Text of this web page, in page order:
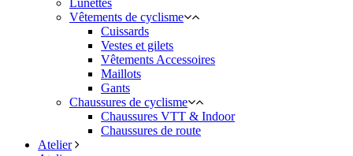
Lunettes
Vêtements de cyclisme
Cuissards
Vestes et gilets
Vêtements Accessoires
Maillots
Gants
Chaussures de cyclisme
Chaussures VTT & Indoor
Chaussures de route
Atelier